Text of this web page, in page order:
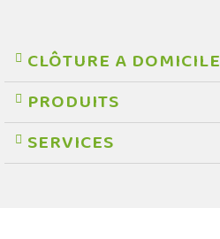
CLÔTURE A DOMICILE
PRODUITS
SERVICES